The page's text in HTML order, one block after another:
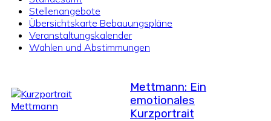
Stellenangebote
Übersichtskarte Bebauungspläne
Veranstaltungskalender
Wahlen und Abstimmungen
Mettmann: Ein
emotionales
Kurzportrait